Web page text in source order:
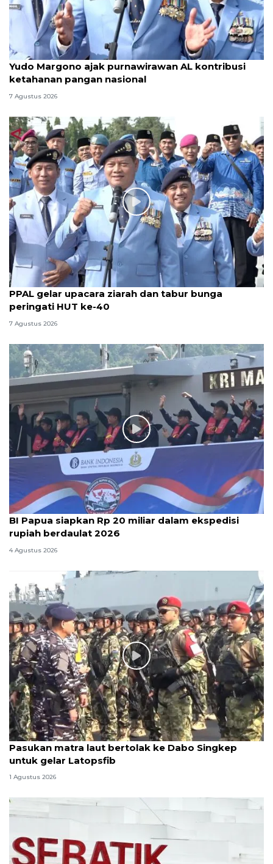
Yudo Margono ajak purnawirawan AL kontribusi
ketahanan pangan nasional
7 Agustus 2026
PPAL gelar upacara ziarah dan tabur bunga
peringati HUT ke-40
7 Agustus 2026
BI Papua siapkan Rp 20 miliar dalam ekspedisi
rupiah berdaulat 2026
4 Agustus 2026
Pasukan matra laut bertolak ke Dabo Singkep
untuk gelar Latopsfib
1 Agustus 2026